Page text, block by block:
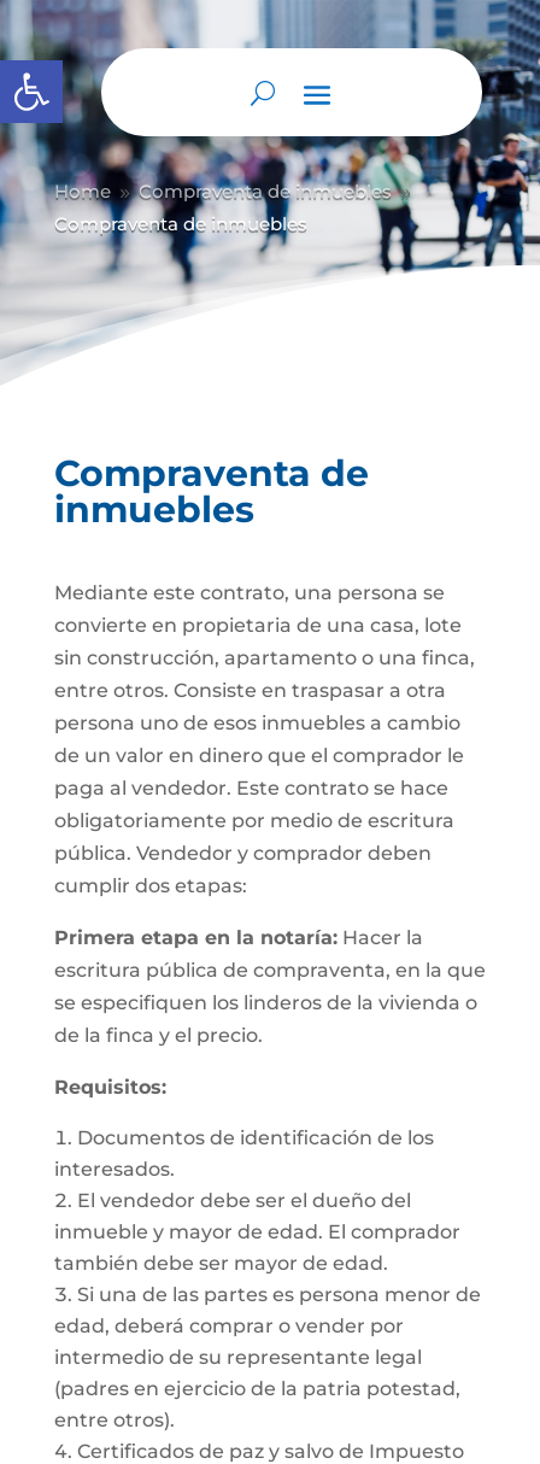
Abrir barra de herramientas
Home 9 Compraventa de inmuebles 9
Compraventa de inmuebles
Compraventa de
inmuebles
Mediante este contrato, una persona se
convierte en propietaria de una casa, lote
sin construcción, apartamento o una finca,
entre otros. Consiste en traspasar a otra
persona uno de esos inmuebles a cambio
de un valor en dinero que el comprador le
paga al vendedor. Este contrato se hace
obligatoriamente por medio de escritura
pública. Vendedor y comprador deben
cumplir dos etapas:
Primera etapa en la notaría:Hacer la
escritura pública de compraventa, en la que
se especifiquen los linderos de la vivienda o
de la finca y el precio.
Requisitos:
Documentos de identificación de los
interesados.
El vendedor debe ser el dueño del
inmueble y mayor de edad. El comprador
también debe ser mayor de edad.
Si una de las partes es persona menor de
edad, deberá comprar o vender por
intermedio de su representante legal
(padres en ejercicio de la patria potestad,
entre otros).
Certificados de paz y salvo de Impuesto